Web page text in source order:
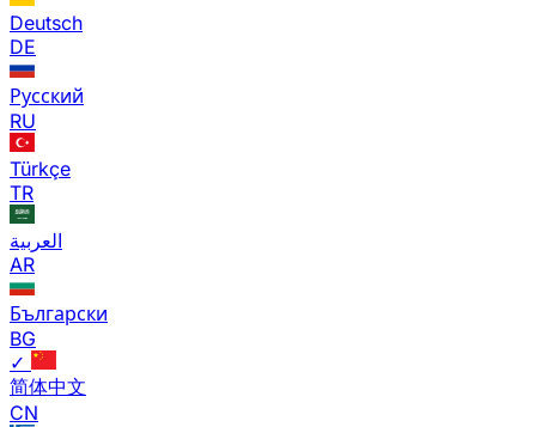
Deutsch
DE
Русский
RU
Türkçe
TR
العربية
AR
Български
BG
✓
简体中文
CN